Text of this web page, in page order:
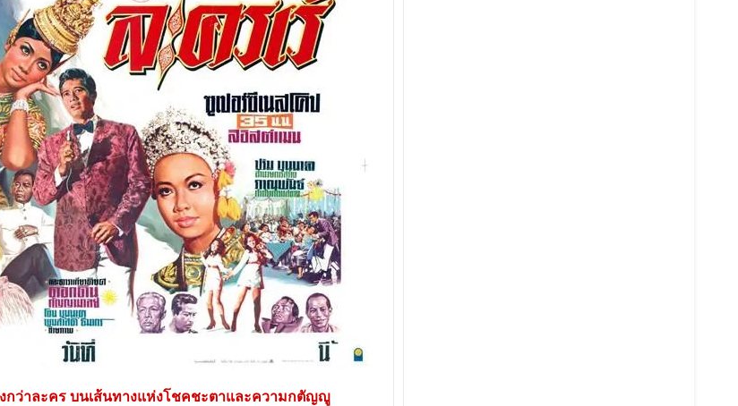
งกว่าละคร บนเส้นทางแห่งโชคชะตาและความกตัญญู